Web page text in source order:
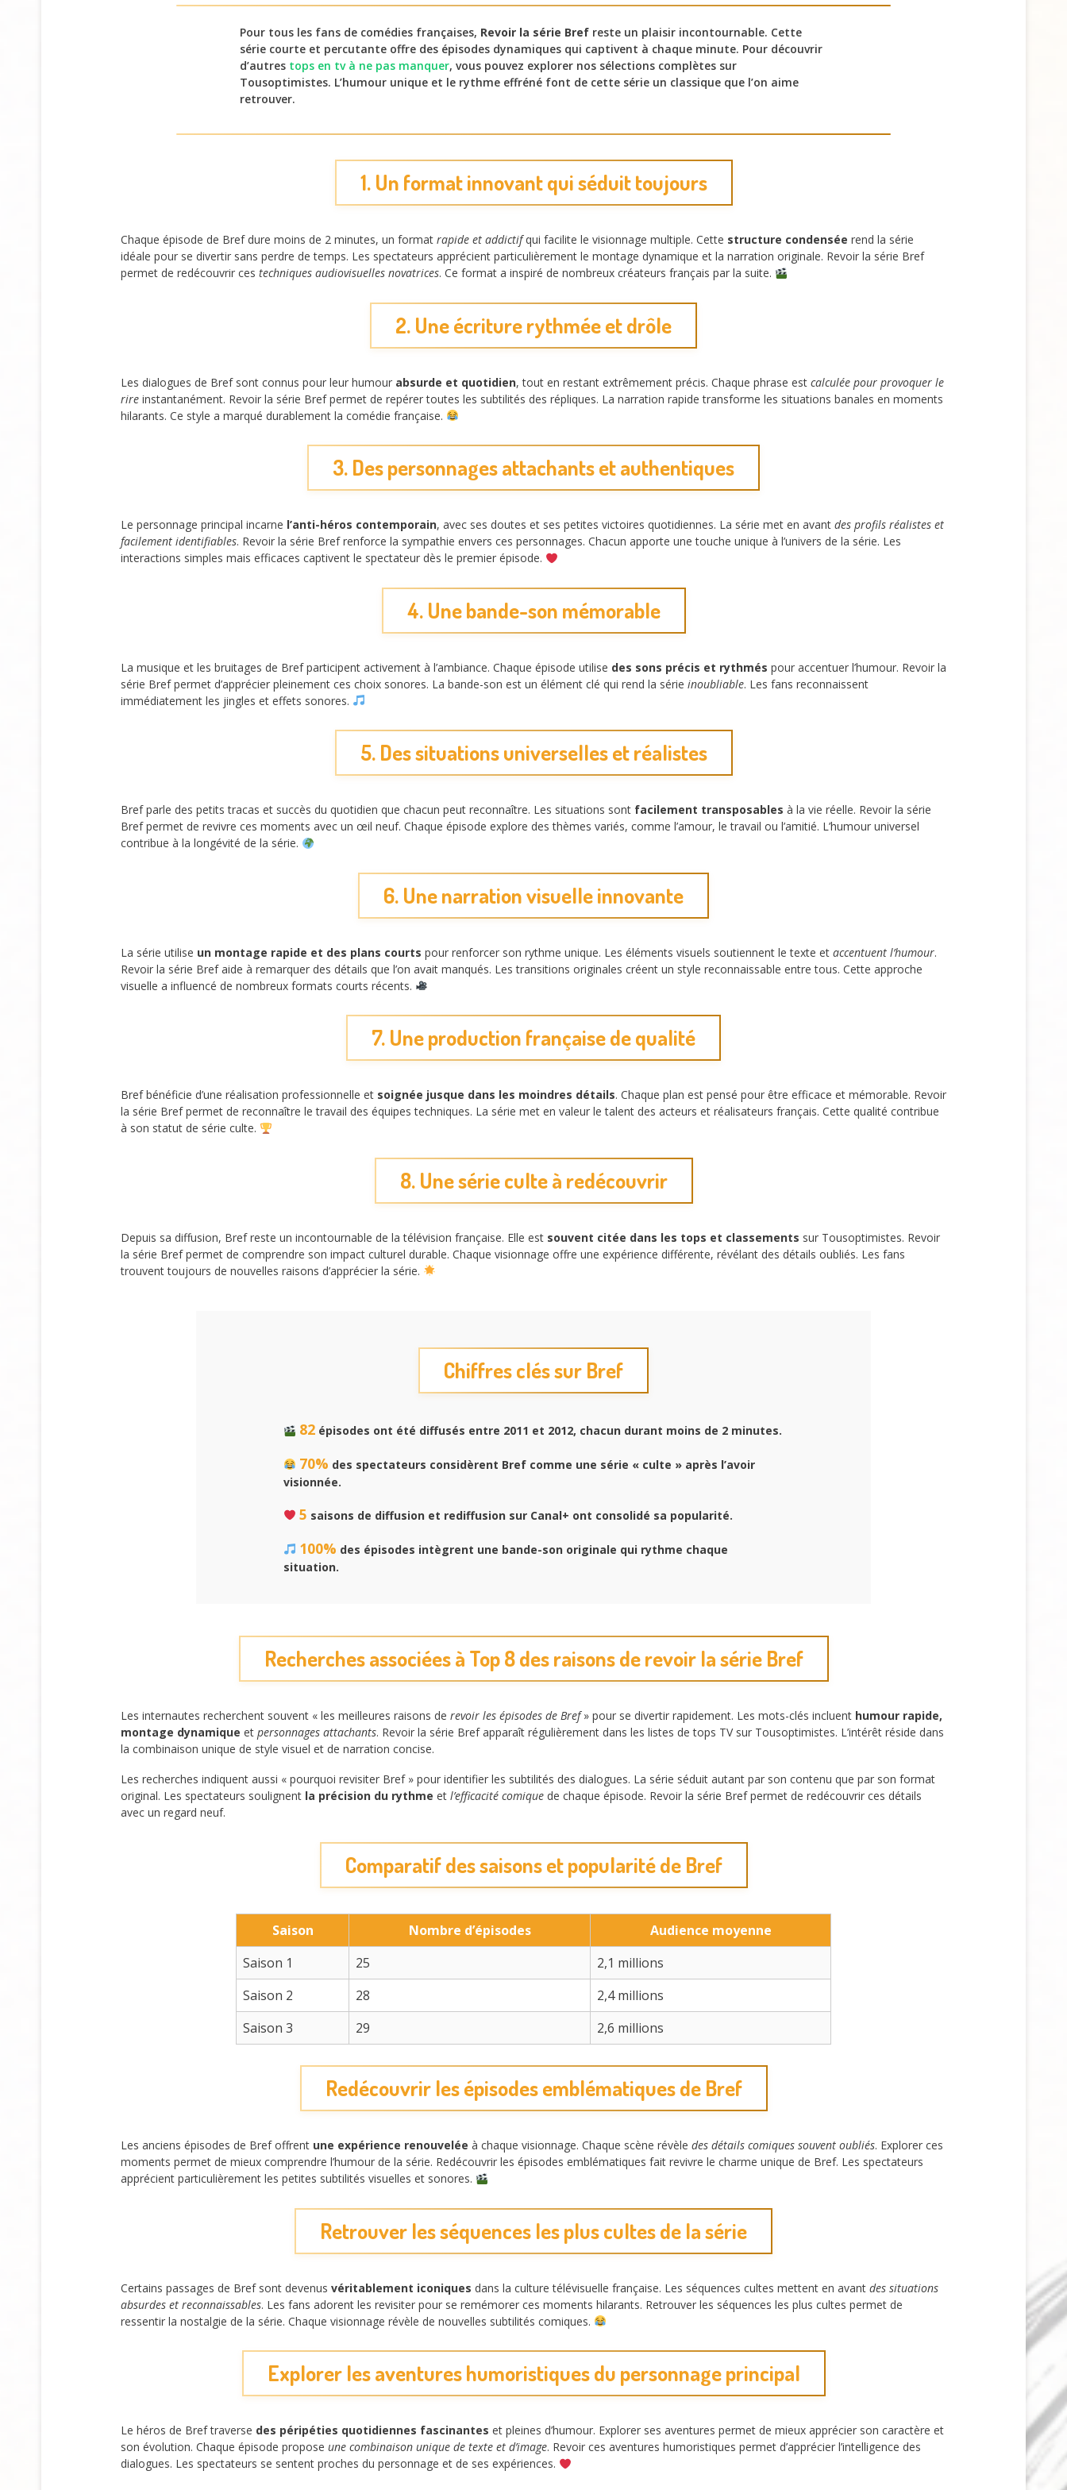
Pour tous les fans de comédies françaises, Revoir la série Bref reste un plaisir incontournable. Cette
série courte et percutante offre des épisodes dynamiques qui captivent à chaque minute. Pour découvrir
d’autres tops en tv à ne pas manquer, vous pouvez explorer nos sélections complètes sur
Tousoptimistes. L’humour unique et le rythme effréné font de cette série un classique que l’on aime
retrouver.
1. Un format innovant qui séduit toujours
Chaque épisode de Bref dure moins de 2 minutes, un format rapide et addictifqui facilite le visionnage multiple. Cette structure condensée rend la série
idéale pour se divertir sans perdre de temps. Les spectateurs apprécient particulièrement le montage dynamique et la narration originale. Revoir la série Bref
permet de redécouvrir ces techniques audiovisuelles novatrices. Ce format a inspiré de nombreux créateurs français par la suite.
2. Une écriture rythmée et drôle
Les dialogues de Bref sont connus pour leur humour absurde et quotidien, tout en restant extrêmement précis. Chaque phrase est calculée pour provoquer le
rire instantanément. Revoir la série Bref permet de repérer toutes les subtilités des répliques. La narration rapide transforme les situations banales en moments
hilarants. Ce style a marqué durablement la comédie française.
3. Des personnages attachants et authentiques
Le personnage principal incarne l’anti-héros contemporain, avec ses doutes et ses petites victoires quotidiennes. La série met en avant des profils réalistes et
facilement identifiables. Revoir la série Bref renforce la sympathie envers ces personnages. Chacun apporte une touche unique à l’univers de la série. Les
interactions simples mais efficaces captivent le spectateur dès le premier épisode.
4. Une bande-son mémorable
La musique et les bruitages de Bref participent activement à l’ambiance. Chaque épisode utilise des sons précis et rythmés pour accentuer l’humour. Revoir la
série Bref permet d’apprécier pleinement ces choix sonores. La bande-son est un élément clé qui rend la série inoubliable. Les fans reconnaissent
immédiatement les jingles et effets sonores.
5. Des situations universelles et réalistes
Bref parle des petits tracas et succès du quotidien que chacun peut reconnaître. Les situations sont facilement transposables à la vie réelle. Revoir la série
Bref permet de revivre ces moments avec un œil neuf. Chaque épisode explore des thèmes variés, comme l’amour, le travail ou l’amitié. L’humour universel
contribue à la longévité de la série.
6. Une narration visuelle innovante
La série utilise un montage rapide et des plans courts pour renforcer son rythme unique. Les éléments visuels soutiennent le texte et accentuent l’humour.
Revoir la série Bref aide à remarquer des détails que l’on avait manqués. Les transitions originales créent un style reconnaissable entre tous. Cette approche
visuelle a influencé de nombreux formats courts récents.
7. Une production française de qualité
Bref bénéficie d’une réalisation professionnelle et soignée jusque dans les moindres détails. Chaque plan est pensé pour être efficace et mémorable. Revoir
la série Bref permet de reconnaître le travail des équipes techniques. La série met en valeur le talent des acteurs et réalisateurs français. Cette qualité contribue
à son statut de série culte.
8. Une série culte à redécouvrir
Depuis sa diffusion, Bref reste un incontournable de la télévision française. Elle est souvent citée dans les tops et classements sur Tousoptimistes. Revoir
la série Bref permet de comprendre son impact culturel durable. Chaque visionnage offre une expérience différente, révélant des détails oubliés. Les fans
trouvent toujours de nouvelles raisons d’apprécier la série.
Chiffres clés sur Bref
82épisodes ont été diffusés entre 2011 et 2012, chacun durant moins de 2 minutes.
70% des spectateurs considèrent Bref comme une série « culte » après l’avoir
visionnée.
5 saisons de diffusion et rediffusion sur Canal+ ont consolidé sa popularité.
100% des épisodes intègrent une bande-son originale qui rythme chaque
situation.
Recherches associées à Top 8 des raisons de revoir la série Bref
Les internautes recherchent souvent « les meilleures raisons de revoir les épisodes de Bref» pour se divertir rapidement. Les mots-clés incluent humour rapide,
montage dynamique et personnages attachants. Revoir la série Bref apparaît régulièrement dans les listes de tops TV sur Tousoptimistes. L’intérêt réside dans
la combinaison unique de style visuel et de narration concise.
Les recherches indiquent aussi « pourquoi revisiter Bref » pour identifier les subtilités des dialogues. La série séduit autant par son contenu que par son format
original. Les spectateurs soulignent la précision du rythme et l’efficacité comique de chaque épisode. Revoir la série Bref permet de redécouvrir ces détails
avec un regard neuf.
Comparatif des saisons et popularité de Bref
Saison Nombre d’épisodes
Audience moyenne
Saison 1
25
2,1 millions
Saison 2
28
2,4 millions
Saison 3
29 2,6 millions
Redécouvrir les épisodes emblématiques de Bref
Les anciens épisodes de Bref offrent une expérience renouvelée à chaque visionnage. Chaque scène révèle des détails comiques souvent oubliés. Explorer ces
moments permet de mieux comprendre l’humour de la série. Redécouvrir les épisodes emblématiques fait revivre le charme unique de Bref. Les spectateurs
apprécient particulièrement les petites subtilités visuelles et sonores.
Retrouver les séquences les plus cultes de la série
Certains passages de Bref sont devenus véritablement iconiques dans la culture télévisuelle française. Les séquences cultes mettent en avant des situations
absurdes et reconnaissables. Les fans adorent les revisiter pour se remémorer ces moments hilarants. Retrouver les séquences les plus cultes permet de
ressentir la nostalgie de la série. Chaque visionnage révèle de nouvelles subtilités comiques.
Explorer les aventures humoristiques du personnage principal
Le héros de Bref traverse des péripéties quotidiennes fascinantes et pleines d’humour. Explorer ses aventures permet de mieux apprécier son caractère et
son évolution. Chaque épisode propose une combinaison unique de texte et d’image. Revoir ces aventures humoristiques permet d’apprécier l’intelligence des
dialogues. Les spectateurs se sentent proches du personnage et de ses expériences.